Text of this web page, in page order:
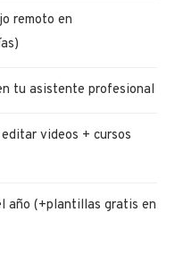
remoto en
tu asistente profesional
videos + cursos
año (+plantillas gratis en